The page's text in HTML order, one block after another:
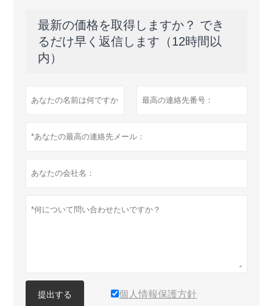
最新の価格を取得しますか？ でき
るだけ早く返信します（12時間以
内）
提出する 個人情報保護方針